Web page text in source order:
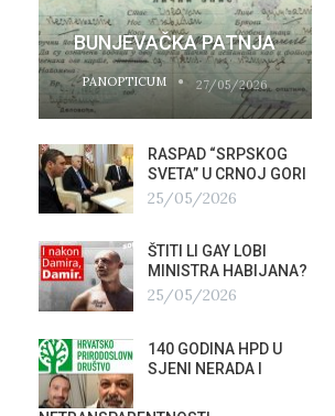
BUNJEVAČKA PATNJA
PANOPTICUM 27/05/2026
RASPAD “SRPSKOG
SVETA” U CRNOJ GORI
25/05/2026
ŠTITI LI GAY LOBI
MINISTRA HABIJANA?
25/05/2026
140 GODINA HPD U
SJENI NERADA I